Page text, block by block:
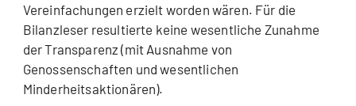
Vereinfachungen erzielt worden wären. Für die
Bilanzleser resultierte keine wesentliche Zunahme
der Transparenz (mit Ausnahme von
Genossenschaften und wesentlichen
Minderheitsaktionären).